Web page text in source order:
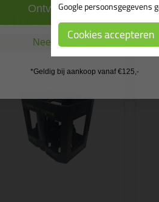
Google persoonsgegevens
Cookies accepteren
Ontvang de actiecode ›
Nee, ik wil geen cadeau
*Geldig bij aankoop vanaf €125,-